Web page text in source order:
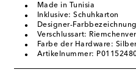
Made in Tunisia
Inklusive: Schuhkarton
Designer-
Verschlussart:
Farbe der Hardware:
Artikelnummer: